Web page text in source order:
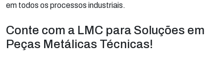
em todos os processos industriais.
Conte com a LMC para Soluções em
Peças Metálicas Técnicas!